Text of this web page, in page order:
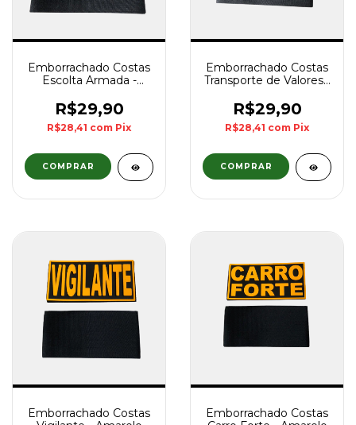
Emborrachado Costas
Escolta Armada -
R$29,90
R$28,41 com Pix
Emborrachado Costas
Transporte de Valores -
R$29,90
R$28,41 com Pix
Emborrachado Costas
Emborrachado Costas